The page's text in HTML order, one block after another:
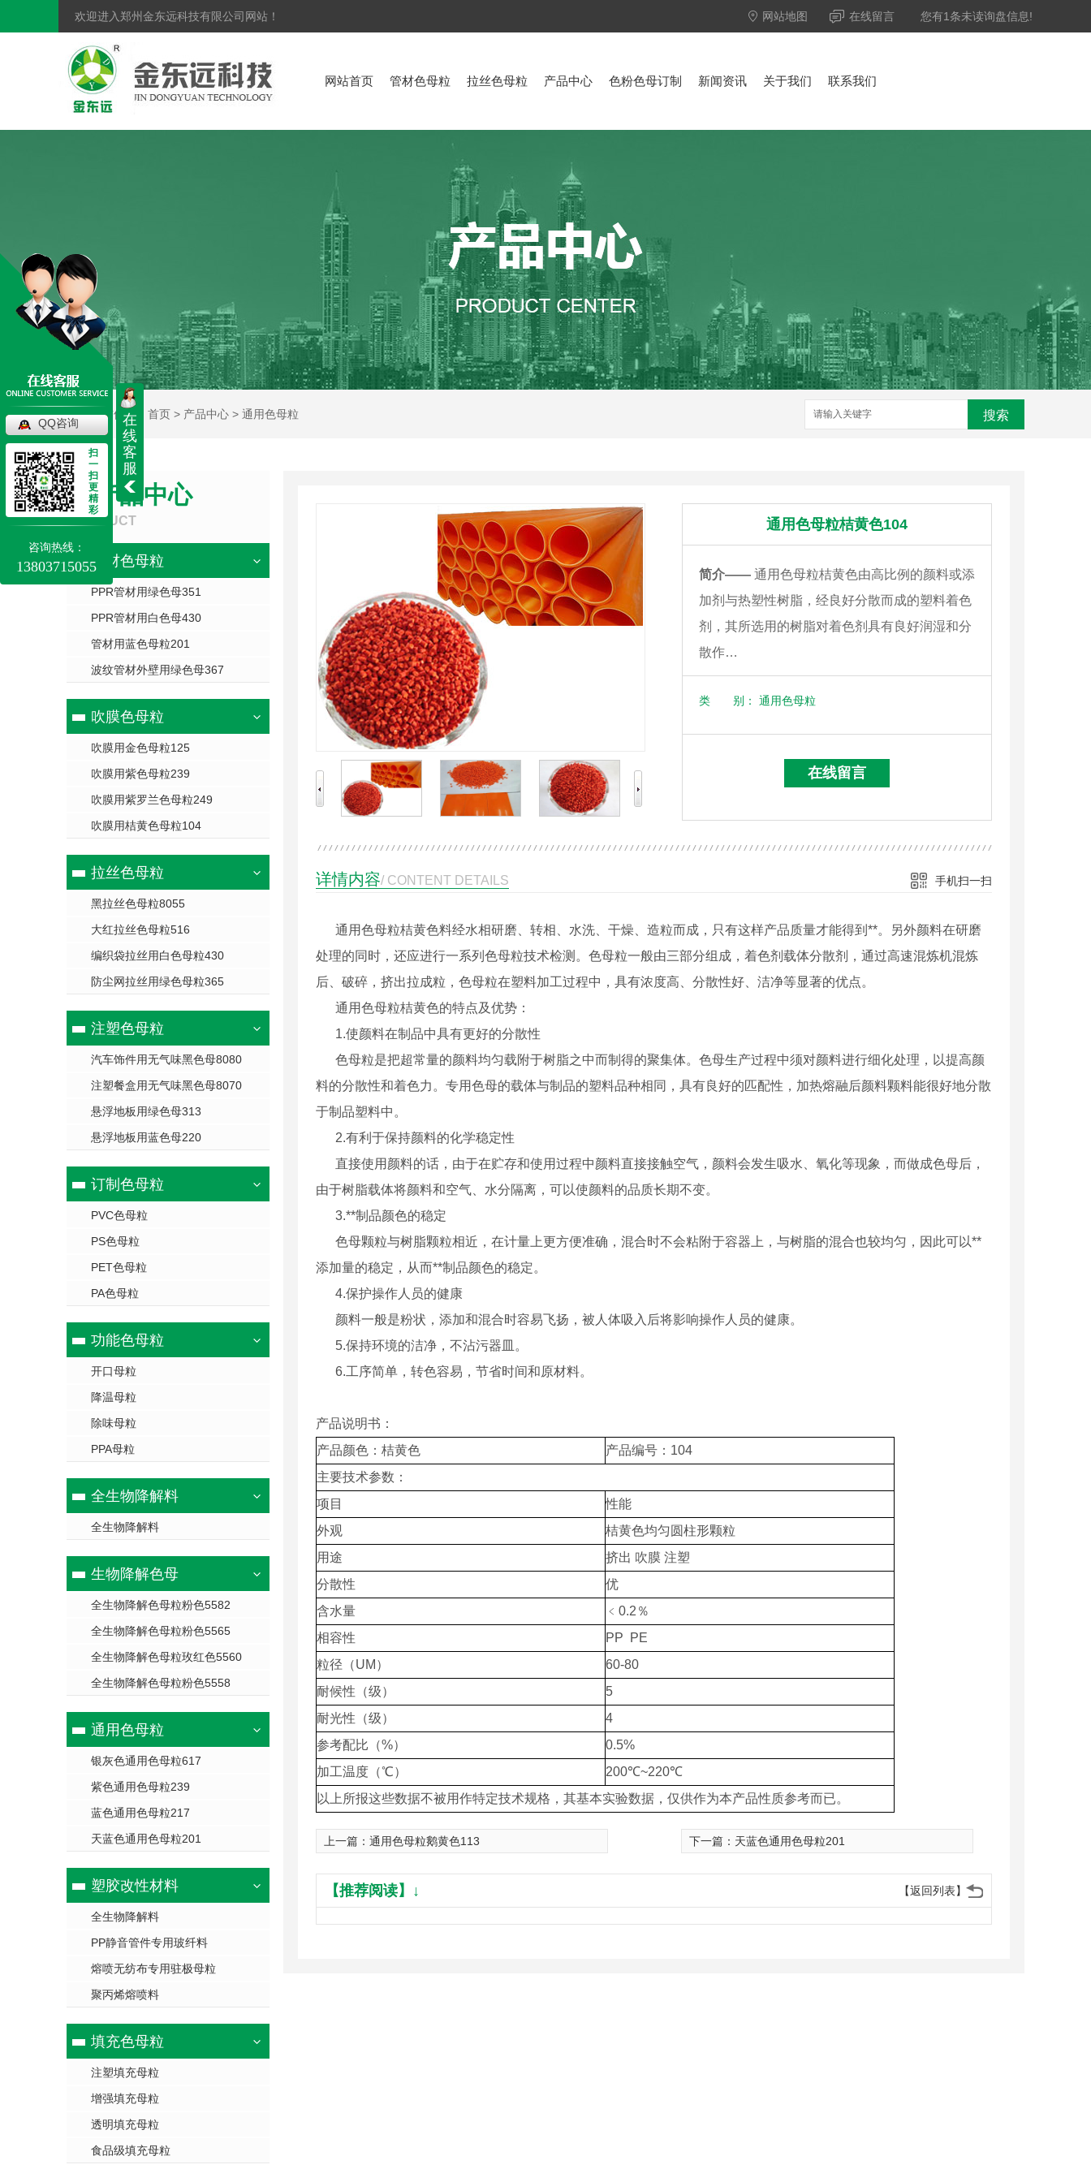
欢迎进入郑州金东远科技有限公司网站！ 网站地图 在线留言 您有1 条未读询盘信息!
网站首页 管材色母粒 拉丝色母粒 产品中心 色粉色母订制 新闻资讯 关于我们 联系我们
当前位置： 首页 > 产品中心 > 通用色母粒 搜索
产品中心
PRODUCT
管材色母粒
PPR管材用绿色母351
PPR管材用白色母430
管材用蓝色母粒201
波纹管材外壁用绿色母367
吹膜色母粒
吹膜用金色母粒125
吹膜用紫色母粒239
吹膜用紫罗兰色母粒249
吹膜用桔黄色母粒104
拉丝色母粒
黑拉丝色母粒8055
大红拉丝色母粒516
编织袋拉丝用白色母粒430
防尘网拉丝用绿色母粒365
注塑色母粒
汽车饰件用无气味黑色母8080
注塑餐盒用无气味黑色母8070
悬浮地板用绿色母313
悬浮地板用蓝色母220
订制色母粒
PVC色母粒
PS色母粒
PET色母粒
PA色母粒
功能色母粒
开口母粒
降温母粒
除味母粒
PPA母粒
全生物降解料
全生物降解料
生物降解色母
全生物降解色母粒粉色5582
全生物降解色母粒粉色5565
全生物降解色母粒玫红色5560
全生物降解色母粒粉色5558
通用色母粒
银灰色通用色母粒617
紫色通用色母粒239
蓝色通用色母粒217
天蓝色通用色母粒201
塑胶改性材料
全生物降解料
PP静音管件专用玻纤料
熔喷无纺布专用驻极母粒
聚丙烯熔喷料
填充色母粒
注塑填充母粒
增强填充母粒
透明填充母粒
食品级填充母粒
通用色母粒桔黄色104
简介—— 通用色母粒桔黄色由高比例的颜料或添
加剂与热塑性树脂，经良好分散而成的塑料着色
剂，其所选用的树脂对着色剂具有良好润湿和分
散作…
类 别： 通用色母粒
在线留言
详情内容/ CONTENT DETAILS 手机扫一扫
通用色母粒桔黄色料经水相研磨、转相、水洗、干燥、造粒而成，只有这样产品质量才能得到**。另外颜料在研磨
处理的同时，还应进行一系列色母粒技术检测。色母粒一般由三部分组成，着色剂载体分散剂，通过高速混炼机混炼
后、破碎，挤出拉成粒，色母粒在塑料加工过程中，具有浓度高、分散性好、洁净等显著的优点。
通用色母粒桔黄色的特点及优势：
1.使颜料在制品中具有更好的分散性
色母粒是把超常量的颜料均匀载附于树脂之中而制得的聚集体。色母生产过程中须对颜料进行细化处理，以提高颜
料的分散性和着色力。专用色母的载体与制品的塑料品种相同，具有良好的匹配性，加热熔融后颜料颗料能很好地分散
于制品塑料中。
2.有利于保持颜料的化学稳定性
直接使用颜料的话，由于在贮存和使用过程中颜料直接接触空气，颜料会发生吸水、氧化等现象，而做成色母后，
由于树脂载体将颜料和空气、水分隔离，可以使颜料的品质长期不变。
3.**制品颜色的稳定
色母颗粒与树脂颗粒相近，在计量上更方便准确，混合时不会粘附于容器上，与树脂的混合也较均匀，因此可以**
添加量的稳定，从而**制品颜色的稳定。
4.保护操作人员的健康
颜料一般是粉状，添加和混合时容易飞扬，被人体吸入后将影响操作人员的健康。
5.保持环境的洁净，不沾污器皿。
6.工序简单，转色容易，节省时间和原材料。
产品说明书：
产品颜色：桔黄色
产品编号：104
主要技术参数：
项目
性能
外观
桔黄色均匀圆柱形颗粒
用途
挤出 吹膜 注塑
分散性
优
含水量
﹤0.2 ％
相容性
PP PE
粒径（UM）
60-80
耐候性（级）
5
耐光性（级）
4
参考配比（%）
0.5%
加工温度（℃）
200℃~220℃
以上所报这些数据不被用作特定技术规格，其基本实验数据，仅供作为本产品性质参考而已。
上一篇： 通用色母粒鹅黄色113 下一篇： 天蓝色通用色母粒201
【返回列表】
【推荐阅读】↓
在
线
客
服
QQ咨询
扫
一
扫
更
精
彩
咨询热线：
13803715055